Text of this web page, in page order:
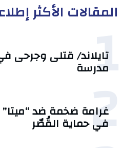
المقالات الأكثر
1
تايلاند/ قتلى وجرحى
مدرسة
2
غرامة ضخمة ضد “ميتا”
في حماية القُصّر